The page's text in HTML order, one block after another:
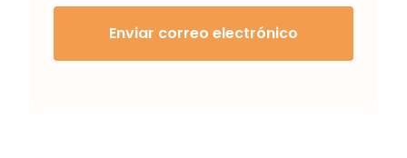
Enviar correo electrónico